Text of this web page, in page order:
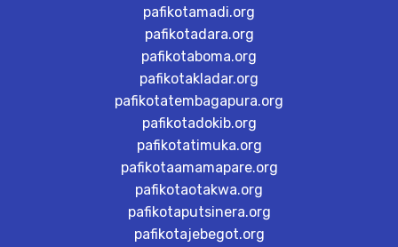
pafikotamadi.org
pafikotadara.org
pafikotaboma.org
pafikotakladar.org
pafikotatembagapura.org
pafikotadokib.org
pafikotatimuka.org
pafikotaamamapare.org
pafikotaotakwa.org
pafikotaputsinera.org
pafikotajebegot.org